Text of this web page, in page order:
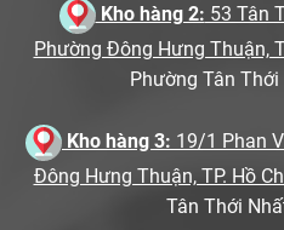
Kho hàng 2: 53 Tân
Phường Đông Hưng Thuận,
Phường Tân Thới
Kho hàng 3: 19/1 Phan
Đông Hưng Thuận, TP. Hồ
Tân Thới